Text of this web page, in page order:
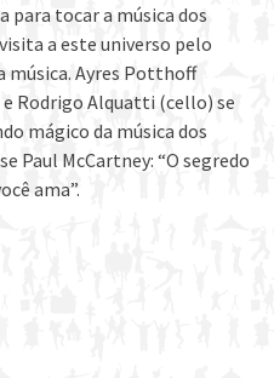
para tocar a música dos
a este universo pelo
música. Ayres Potthoff
Rodrigo Alquatti (cello) se
mágico da música dos
Paul McCartney: “O segredo
ama”.